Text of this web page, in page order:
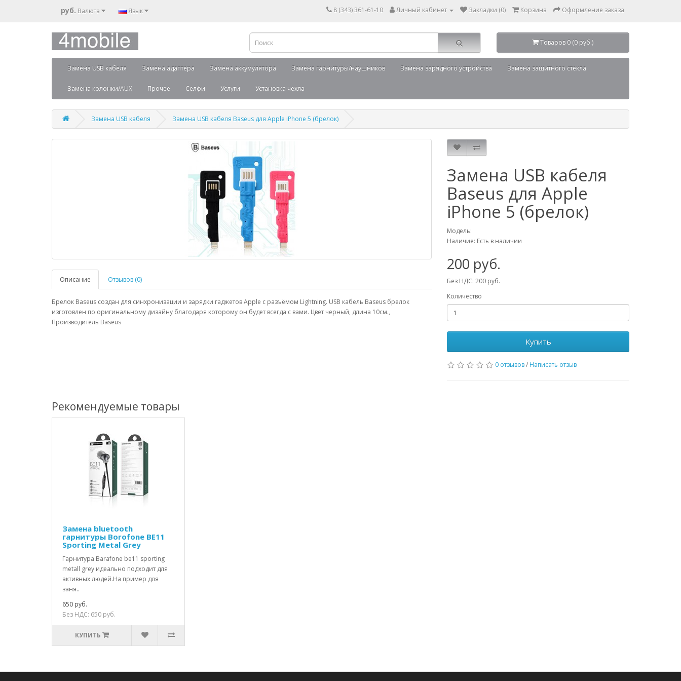
руб. Валюта Язык 8 (343) 361-61-10 Личный кабинет Закладки (0) Корзина Оформление заказа
Товаров 0 (0 руб.)
Замена USB кабеля Замена адаптера Замена аккумулятора Замена гарнитуры/наушников Замена зарядного устройства Замена защитного стекла
Замена колонки/AUX Прочее Селфи Услуги Установка чехла
Замена USB кабеля Замена USB кабеля Baseus для Apple iPhone 5 (брелок)
Описание Отзывов (0)
Брелок Baseus создан для синхронизации и зарядки гаджетов Apple с разъёмом Lightning. USB кабель Baseus брелок
изготовлен по оригинальному дизайну благодаря которому он будет всегда с вами. Цвет черный, длина 10см.,
Производитель Baseus
Замена USB кабеля
Baseus для Apple
iPhone 5 (брелок)
Модель:
Наличие: Есть в наличии
200 руб.
Без НДС: 200 руб.
Количество
Купить
0 отзывов/ Написать отзыв
Рекомендуемые товары
Замена bluetooth
гарнитуры Borofone BE11
Sporting Metal Grey
Гарнитура Barafone be11 sporting
metall grey идеально подходит для
активных людей.На пример для
заня..
650 руб.
Без НДС: 650 руб.
КУПИТЬ